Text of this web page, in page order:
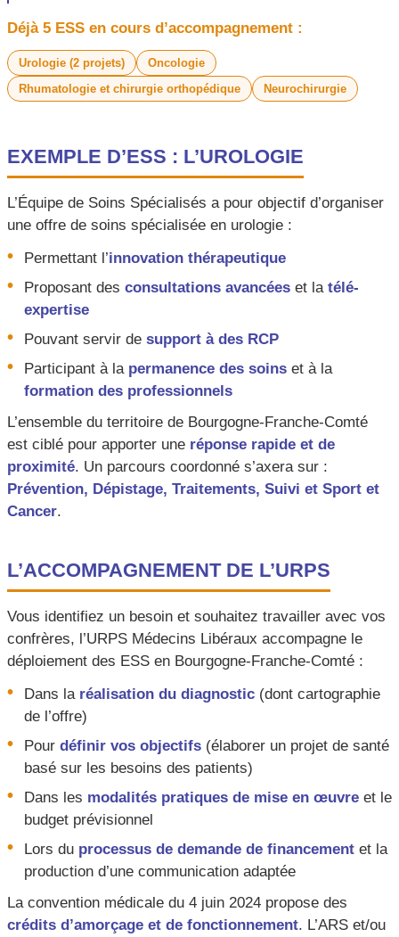
Déjà 5 ESS en cours d’accompagnement :
Urologie (2 projets)
Oncologie
Rhumatologie et chirurgie orthopédique
Neurochirurgie
EXEMPLE D’ESS : L’UROLOGIE
L’Équipe de Soins Spécialisés a pour objectif d’organiser
une offre de soins spécialisée en urologie :
Permettant l’innovation thérapeutique
Proposant des consultations avancées et la télé-
expertise
Pouvant servir de support à des RCP
Participant à la permanence des soins et à la
formation des professionnels
L’ensemble du territoire de Bourgogne-Franche-Comté
est ciblé pour apporter une réponse rapide et de
proximité. Un parcours coordonné s’axera sur :
Prévention, Dépistage, Traitements, Suivi et Sport et
Cancer.
L’ACCOMPAGNEMENT DE L’URPS
Vous identifiez un besoin et souhaitez travailler avec vos
confrères, l’URPS Médecins Libéraux accompagne le
déploiement des ESS en Bourgogne-Franche-Comté :
Dans la réalisation du diagnostic (dont cartographie
de l’offre)
Pour définir vos objectifs (élaborer un projet de santé
basé sur les besoins des patients)
Dans les modalités pratiques de mise en œuvre et le
budget prévisionnel
Lors du processus de demande de financement et la
production d’une communication adaptée
La convention médicale du 4 juin 2024 propose des
crédits d’amorçage et de fonctionnement. L’ARS et/ou